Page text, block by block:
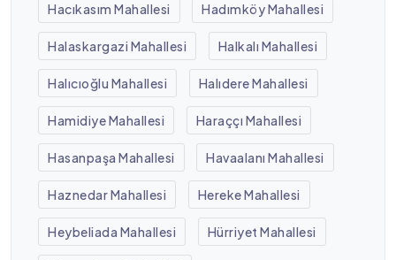
Hacıkasım Mahallesi Hadımköy Mahallesi
Halaskargazi Mahallesi Halkalı Mahallesi
Halıcıoğlu Mahallesi Halıdere Mahallesi
Hamidiye Mahallesi Haraççı Mahallesi
Hasanpaşa Mahallesi Havaalanı Mahallesi
Haznedar Mahallesi Hereke Mahallesi
Heybeliada Mahallesi Hürriyet Mahallesi